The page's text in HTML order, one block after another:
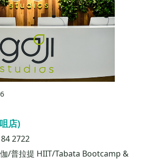
店)
2722
/普拉提 HIIT/Tabata Bootcamp &